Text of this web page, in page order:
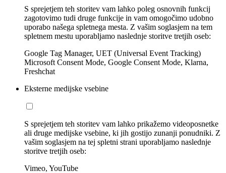
S sprejetjem teh storitev vam lahko poleg osnovnih funkcij
zagotovimo tudi druge funkcije in vam omogočimo udobno
uporabo našega spletnega mesta. Z vašim soglasjem na tem
spletnem mestu uporabljamo naslednje storitve tretjih oseb:
Google Tag Manager, UET (Universal Event Tracking)
Microsoft Consent Mode, Google Consent Mode, Klarna,
Freshchat
Eksterne medijske vsebine
S sprejetjem teh storitev vam lahko prikažemo videoposnetke
ali druge medijske vsebine, ki jih gostijo zunanji ponudniki. Z
vašim soglasjem na tej spletni strani uporabljamo naslednje
storitve tretjih oseb:
Vimeo, YouTube